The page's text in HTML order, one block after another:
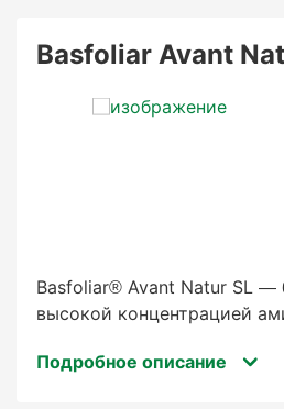
Basfoliar Avant
Basfoliar® Avant Natur SL —
высокой концентрацией
внекорневого применения и
Подробное описание